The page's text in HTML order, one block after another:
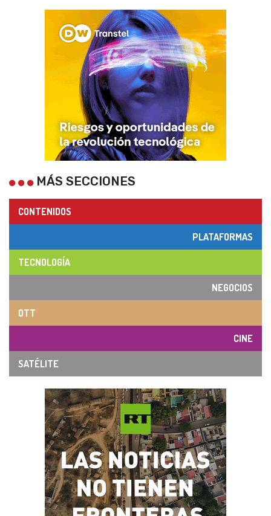
MÁS SECCIONES
CONTENIDOS
PLATAFORMAS
TECNOLOGÍA
NEGOCIOS
OTT
CINE
SATÉLITE